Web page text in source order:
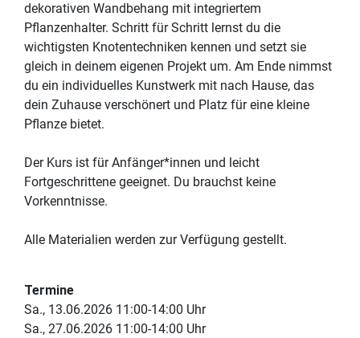
dekorativen Wandbehang mit integriertem
Pflanzenhalter. Schritt für Schritt lernst du die
wichtigsten Knotentechniken kennen und setzt sie
gleich in deinem eigenen Projekt um. Am Ende nimmst
du ein individuelles Kunstwerk mit nach Hause, das
dein Zuhause verschönert und Platz für eine kleine
Pflanze bietet.
Der Kurs ist für Anfänger*innen und leicht
Fortgeschrittene geeignet. Du brauchst keine
Vorkenntnisse.
Alle Materialien werden zur Verfügung gestellt.
Termine
Sa., 13.06.2026 11:00-14:00 Uhr
Sa., 27.06.2026 11:00-14:00 Uhr